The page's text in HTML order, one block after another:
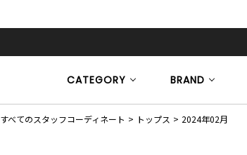
CATEGORY BRAND
すべてのスタッフコーディネート トップス 2024年02月